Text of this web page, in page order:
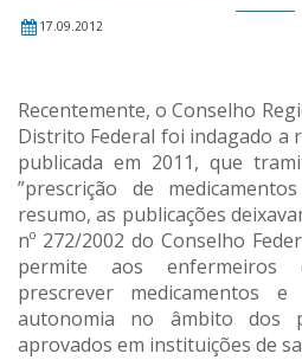
17.09.2012
Recentemente, o Conselho
Distrito Federal foi indagado a
publicada em 2011, que
”prescrição de
resumo, as publicações
nº 272/2002 do Conselho
permite aos enfermeiros
prescrever medicamentos
autonomia no âmbito dos
aprovados em instituições de